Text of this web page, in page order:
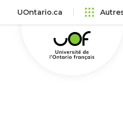
UOntario.ca
Université
de
l'Ontario